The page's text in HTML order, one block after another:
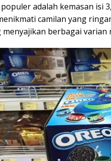
adalah kemasan isi
camilan yang
menyajikan berbagai varian